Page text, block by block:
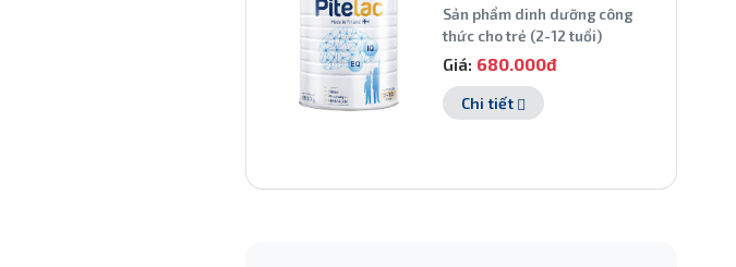
Sản phẩm dinh dưỡng công
thức cho trẻ (2-12 tuổi)
Giá: 680.000đ
Chi tiết